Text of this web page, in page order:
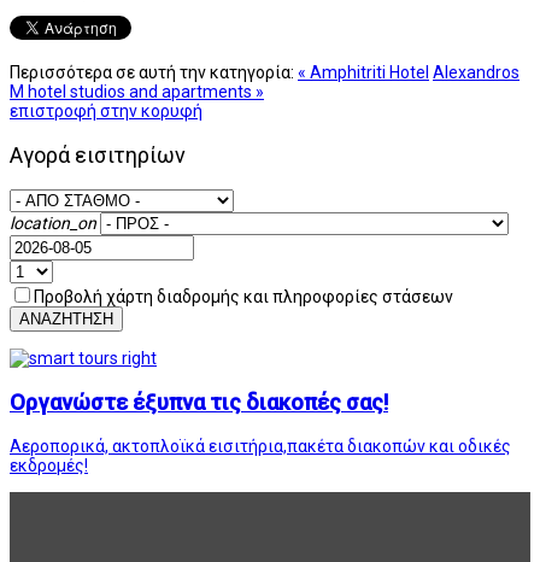
Περισσότερα σε αυτή την κατηγορία: « Amphitriti Hotel Alexandros
M hotel studios and apartments »
επιστροφή στην κορυφή
Αγορά εισιτηρίων
location_on
Προβολή χάρτη διαδρομής και πληροφορίες στάσεων
ΑΝΑΖΗΤΗΣΗ
Οργανώστε έξυπνα τις διακοπές σας!
Αεροπορικά, ακτοπλοϊκά εισιτήρια,πακέτα διακοπών και οδικές
εκδρομές!